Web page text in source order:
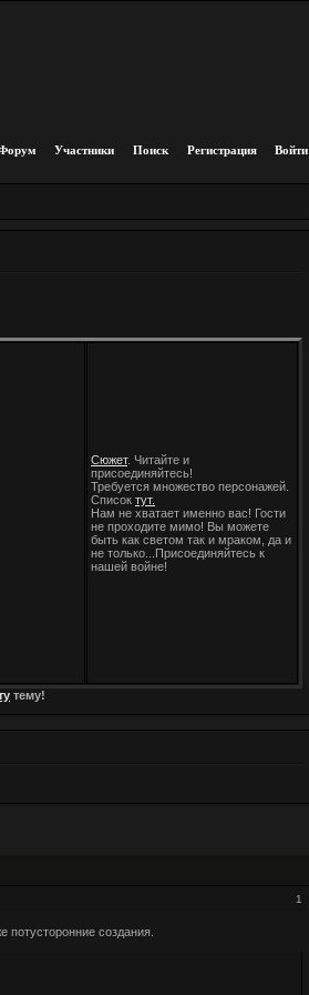
Участники Поиск Регистрация Войти
Сюжет. Читайте и
присоединяйтесь!
Требуется множество персонажей.
Список тут.
Нам не хватает именно вас! Гости
не проходите мимо! Вы можете
быть как светом так и мраком, да и
не только...Присоединяйтесь к
нашей войне!
тему!
1
потусторонние создания.